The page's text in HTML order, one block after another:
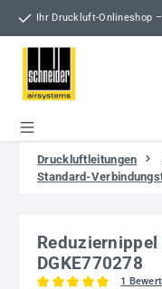
Zum Hauptinhalt springen
Ihr Druckluft-Onlineshop
Druckluftleitungen
Standard-
Reduziernippel
DGKE770278
1